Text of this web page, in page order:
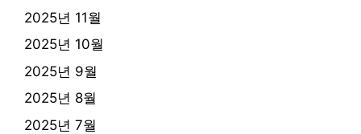
2025년 11월
2025년 10월
2025년 9월
2025년 8월
2025년 7월